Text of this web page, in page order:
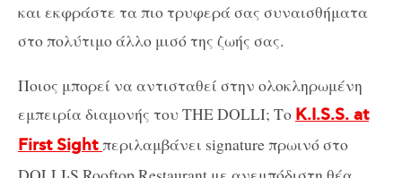
και εκφράστε τα πιο τρυφερά σας συναισθήματα
στο πολύτιμο άλλο μισό της ζωής σας.
Ποιος μπορεί να αντισταθεί στην ολοκληρωμένη
εμπειρία διαμονής του THE DOLLI; Το K.I.S.S. at
First Sightπεριλαμβάνει signature πρωινό στο